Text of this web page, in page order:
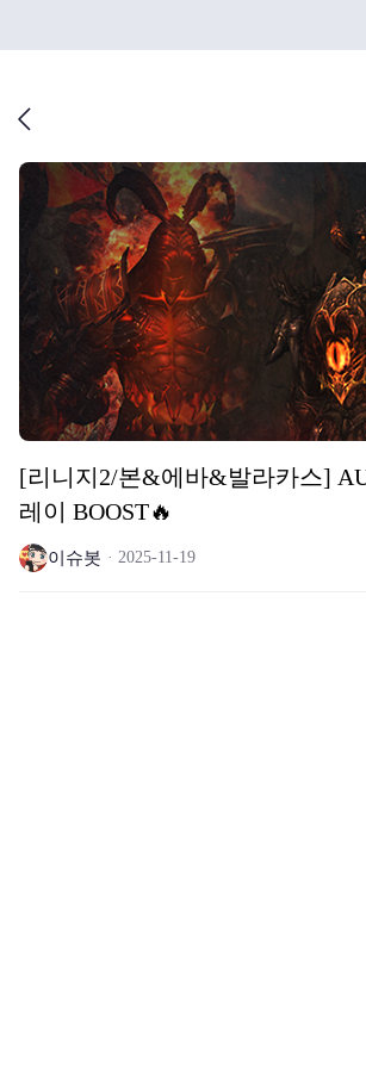
[리니지2/본&에바&발라카스]
레이 BOOST🔥
이슈봇 2025-11-19